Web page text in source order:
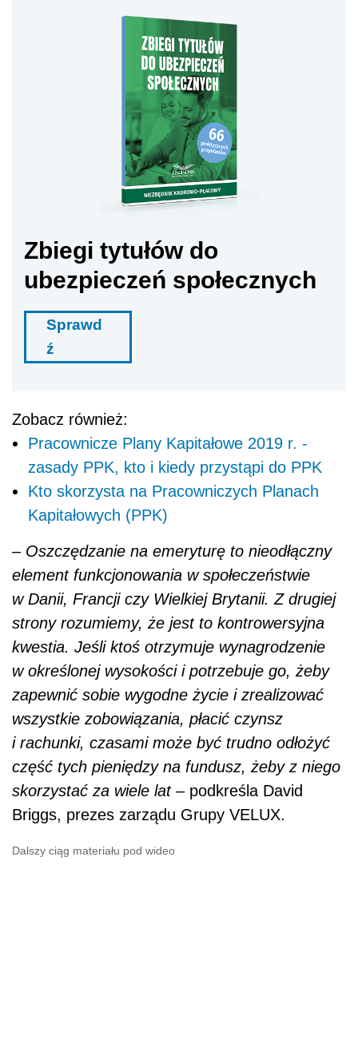
Zbiegi tytułów do
ubezpieczeń społecznych
Sprawd
ź
Zobacz również:
Pracownicze Plany Kapitałowe 2019 r. -
zasady PPK, kto i kiedy przystąpi do PPK
Kto skorzysta na Pracowniczych Planach
Kapitałowych (PPK)
– Oszczędzanie na emeryturę to nieodłączny
element funkcjonowania w społeczeństwie
w Danii, Francji czy Wielkiej Brytanii. Z drugiej
strony rozumiemy, że jest to kontrowersyjna
kwestia. Jeśli ktoś otrzymuje wynagrodzenie
w określonej wysokości i potrzebuje go, żeby
zapewnić sobie wygodne życie i zrealizować
wszystkie zobowiązania, płacić czynsz
i rachunki, czasami może być trudno odłożyć
część tych pieniędzy na fundusz, żeby z niego
skorzystać za wiele lat –podkreśla David
Briggs, prezes zarządu Grupy VELUX.
Dalszy ciąg materiału pod wideo